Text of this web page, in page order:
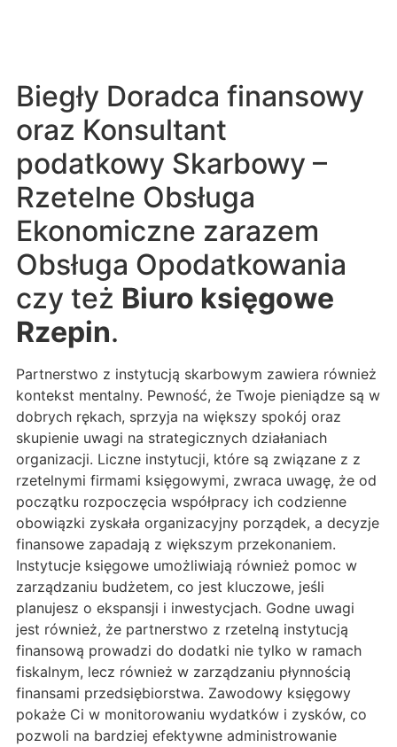
Biegły Doradca finansowy
oraz Konsultant
podatkowy Skarbowy –
Rzetelne Obsługa
Ekonomiczne zarazem
Obsługa Opodatkowania
czy też Biuro księgowe
Rzepin.
Partnerstwo z instytucją skarbowym zawiera również
kontekst mentalny. Pewność, że Twoje pieniądze są w
dobrych rękach, sprzyja na większy spokój oraz
skupienie uwagi na strategicznych działaniach
organizacji. Liczne instytucji, które są związane z z
rzetelnymi firmami księgowymi, zwraca uwagę, że od
początku rozpoczęcia współpracy ich codzienne
obowiązki zyskała organizacyjny porządek, a decyzje
finansowe zapadają z większym przekonaniem.
Instytucje księgowe umożliwiają również pomoc w
zarządzaniu budżetem, co jest kluczowe, jeśli
planujesz o ekspansji i inwestycjach. Godne uwagi
jest również, że partnerstwo z rzetelną instytucją
finansową prowadzi do dodatki nie tylko w ramach
fiskalnym, lecz również w zarządzaniu płynnością
finansami przedsiębiorstwa. Zawodowy księgowy
pokaże Ci w monitorowaniu wydatków i zysków, co
pozwoli na bardziej efektywne administrowanie